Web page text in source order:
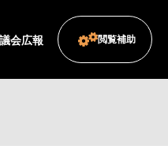
議会広報 閲覧補助